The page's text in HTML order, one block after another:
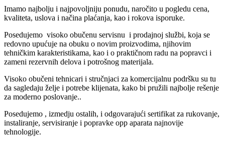
Imamo najbolju i najpovoljniju ponudu, naročito u pogledu cena,
kvaliteta, uslova i načina plaćanja, kao i rokova isporuke.
Posedujemo visoko obučenu servisnu i prodajnoj službi, koja se
redovno upućuje na obuku o novim proizvodima, njihovim
tehničkim karakteristikama, kao i o praktičnom radu na popravci i
zameni rezervnih delova i potrošnog materijala.
Visoko obučeni tehnicari i stručnjaci za komercijalnu podršku su tu
da sagledaju želje i potrebe klijenata, kako bi pružili najbolje rešenje
za moderno poslovanje..
Posedujemo , izmedju ostalih, i odgovarajući sertifikat za rukovanje,
instaliranje, servisiranje i popravke opp aparata najnovije
tehnologije.